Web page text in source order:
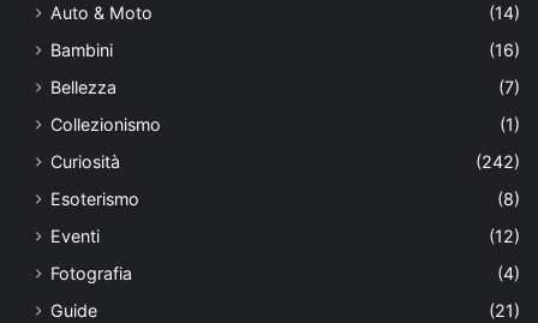
Auto & Moto
(14)
Bambini
(16)
Bellezza
(7)
Collezionismo
(1)
Curiosità
(242)
Esoterismo
(8)
Eventi
(12)
Fotografia
(4)
Guide
(21)